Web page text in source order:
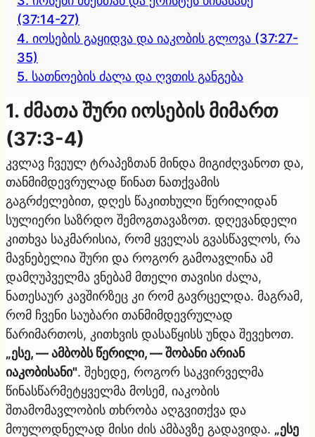
(37:14-27)
4. იოსების გაყიდვა და იაკობის გლოვა (37:27-
35)
5. სათნოების ძალა და ღვთის განგება
1. ძმათა შური იოსების მიმართ
(37:3-4)
კვლავ ჩვეულ ტრაპეზთან მინდა მიგიძღვანოთ და,
თანმიმდევრულად წინათ ნათქვამის
გაგრძელებით, დღეს წაკითხული წერილიდან
სულიერი საზრდო შემოგთავაზოთ. დღევანდელი
კითხვა საკმარისია, რომ ყველას გვასწავლოს, რა
მავნებელია შური და როგორ გამოავლინა ამ
დამღუპველმა ვნებამ მთელი თავისი ძალა,
ნათესაურ კავშირზეც კი რომ გავრცელდა. მაგრამ,
რომ ჩვენი საუბარი თანმიმდევრულად
წარიმართოს, კითხვის დასაწყისს უნდა შევეხოთ.
„ესე, — ამბობს წერილი, — შობანი არიან
იაკობისანი". შეხედე, როგორ საკვირველმა
წინასწარმეტყველმა მოსემ, იაკობის
შთამომავლობის თხრობა აღგვითქვა და
მოულოდნელად მისი ძის ამბავზე გადავიდა. „ესე